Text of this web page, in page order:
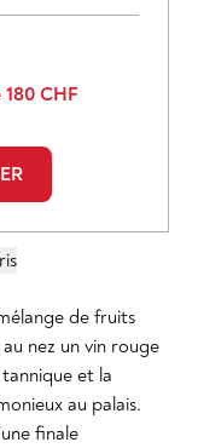
CHF
de fruits
nez un vin rouge
et la
au palais.
finale